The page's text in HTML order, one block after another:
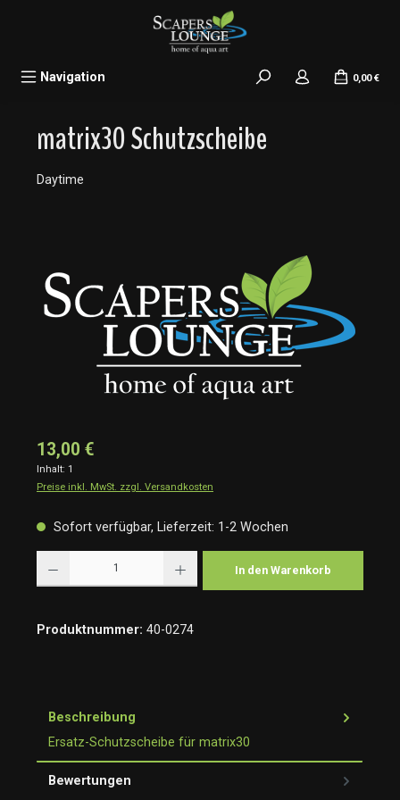
Navigation 0,00 €
matrix30 Schutzscheibe
Daytime
13,00 €
Inhalt: 1
Preise inkl. MwSt. zzgl. Versandkosten
Sofort verfügbar, Lieferzeit: 1-2 Wochen
In den Warenkorb
Produktnummer: 40-0274
Beschreibung
Ersatz-Schutzscheibe für matrix30
Bewertungen